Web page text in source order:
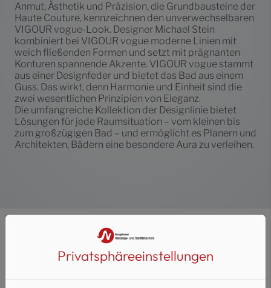
Anmut, Ästhetik und Präzision, die Grundbausteine der
Haute Couture, kennzeichnen den unverwechselbaren
VIGOUR vogue-Look. Designer Michael Stein
kombiniert bei VIGOUR vogue moderne Linien mit
weich fließenden Formen und setzt mit prägnanten
Konturen spannende Akzente. VIGOUR vogue stammt
aus einer Designfeder und bietet das Bad aus einem
Guss. Das wirkt, denn Harmonie und Einheit sind die
zwei wesentlichen Prinzipien von Eleganz.
Die umfangreiche Kollektion der Designlinie bietet
Lösungen für jede Raumsituation – vom kleinen bis
zum großzügigen Bad – und ermöglicht es Planern und
Architekten, Bädern eine besondere Aura zu verleihen.
Formvollendete Ästhetik
Ein eindrucksvolles Highlight der VIGOUR vogue
Privatsphäre­einstellungen